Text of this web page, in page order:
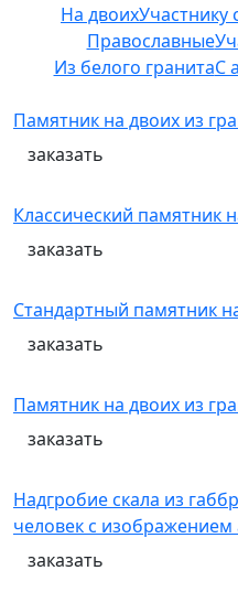
На двоихУчастнику
Православные
Из белого гранитаС
Памятник на двоих из
заказать
Классический памятник
заказать
Стандартный памятник
заказать
Памятник на двоих из
заказать
Надгробие скала из
человек с изображением
заказать